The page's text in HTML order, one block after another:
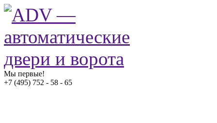
Мы первые!
+7 (495) 752 - 58 - 65